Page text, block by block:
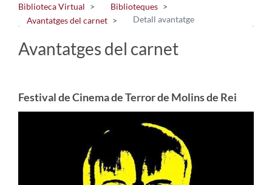
Biblioteca Virtual
Biblioteques
Avantatges del carnet
Detall avantatge
Avantatges del carnet
Festival de Cinema de Terror de Molins de Rei